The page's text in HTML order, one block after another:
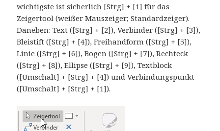
wichtigste ist sicherlich [Strg] + [1] für das
Zeigertool (weißer Mauszeiger; Standardzeiger).
Daneben: Text ([Strg] + [2]), Verbinder ([Strg] + [3]),
Bleistift ([Strg] + [4]), Freihandform ([Strg] + [5]),
Linie ([Strg] + [6]), Bogen ([Strg] + [7]), Rechteck
([Strg] + [8]), Ellipse ([Strg] + [9]), Textblock
([Umschalt] + [Strg] + [4]) und Verbindungspunkt
([Umschalt] + [Strg] + [1]).